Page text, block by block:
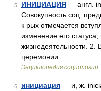
5 ИНИЦИАЦИЯ — англ.
Совокупность соц.
к рых отмечается
изменение его
жизнедеятельности. 2.
церемонии …
Энциклопедия социологии
6 инициация — и, ж.